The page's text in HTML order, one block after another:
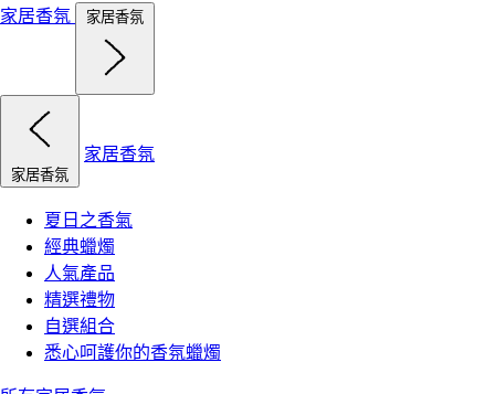
家居香氛
家居香氛
家居香氛
家居香氛
夏日之香氣
經典蠟燭
人氣產品
精選禮物
自選組合
悉心呵護你的香氛蠟燭